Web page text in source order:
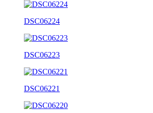
DSC06224
DSC06223
DSC06221